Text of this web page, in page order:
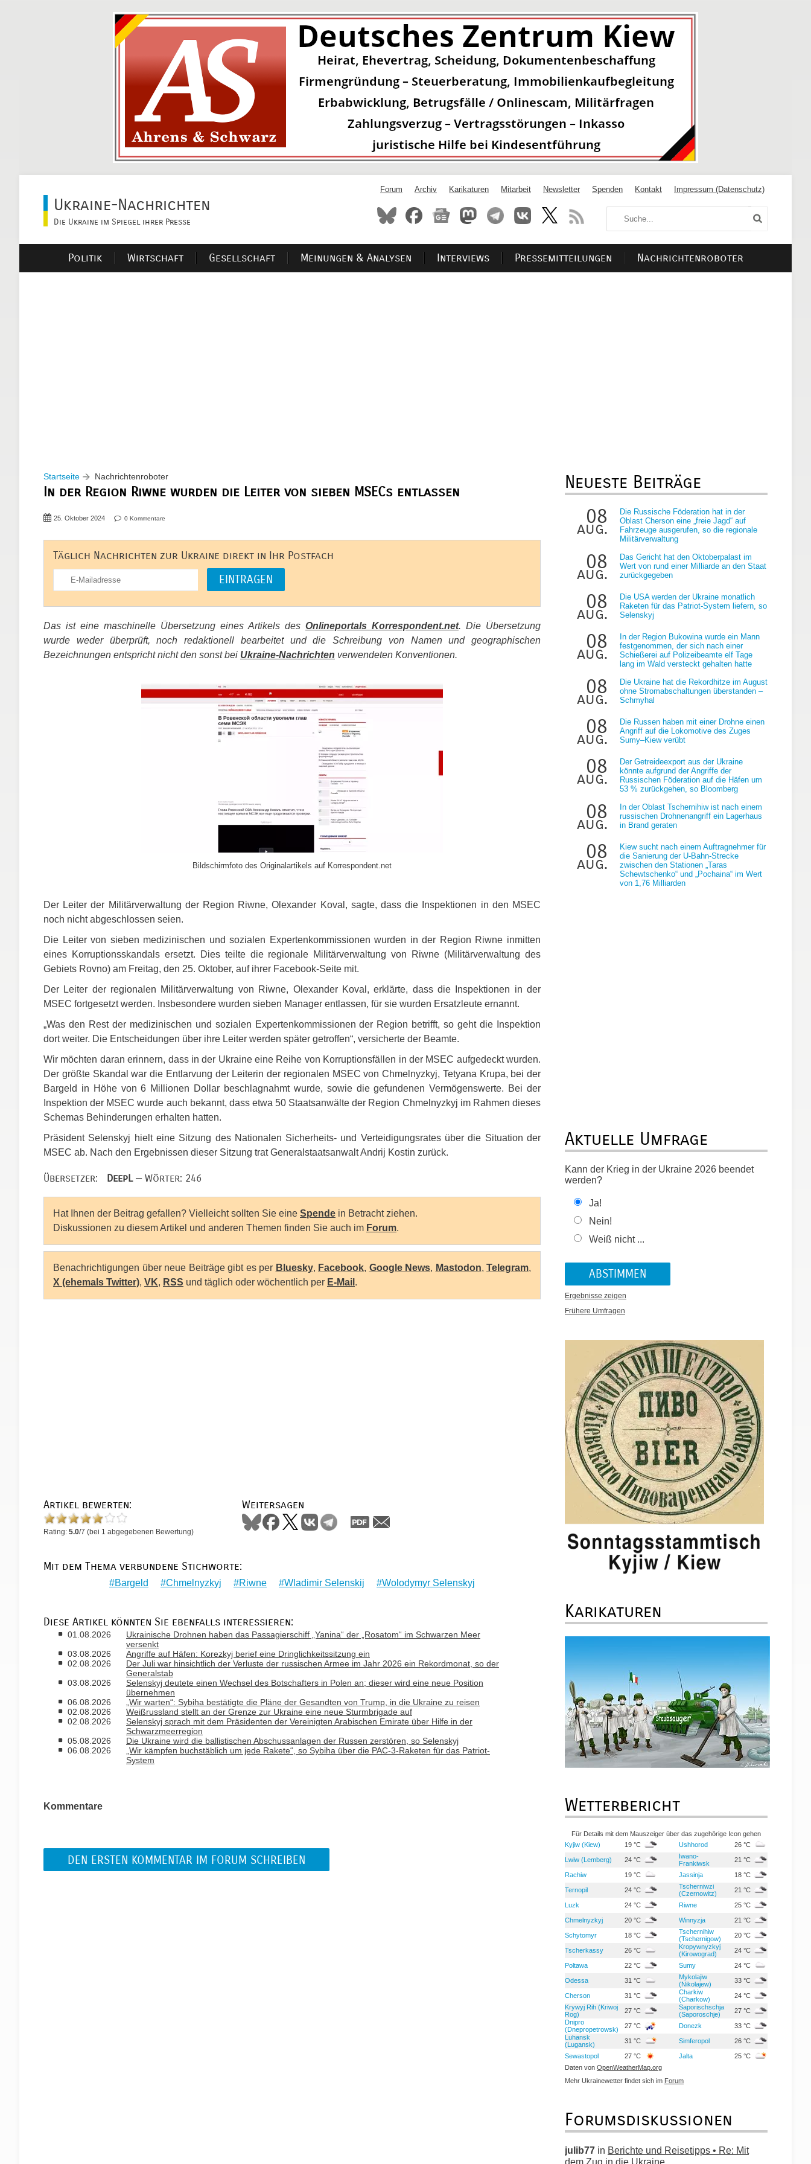
Ukraine-Nachrichten
Die Ukraine im Spiegel ihrer Presse
Forum Archiv Karikaturen Mitarbeit Newsletter Spenden Kontakt Impressum (Datenschutz)
Politik Wirtschaft Gesellschaft Meinungen & Analysen Interviews Pressemitteilungen Nachrichtenroboter
Startseite Nachrichtenroboter
In der Region Riwne wurden die Leiter von sieben MSECs entlassen
25. Oktober 2024 0 Kommentare
Täglich Nachrichten zur Ukraine direkt in Ihr Postfach
Das ist eine maschinelle Übersetzung eines Artikels des Onlineportals Korrespondent.net. Die Übersetzung
wurde weder überprüft, noch redaktionell bearbeitet und die Schreibung von Namen und geographischen
Bezeichnungen entspricht nicht den sonst bei Ukraine-Nachrichten verwendeten Konventionen.
Bildschirmfoto des Originalartikels auf Korrespondent.net
Der Leiter der Militärverwaltung der Region Riwne, Olexander Koval, sagte, dass die Inspektionen in den MSEC
noch nicht abgeschlossen seien.
Die Leiter von sieben medizinischen und sozialen Expertenkommissionen wurden in der Region Riwne inmitten
eines Korruptionsskandals ersetzt. Dies teilte die regionale Militärverwaltung von Riwne (Militärverwaltung des
Gebiets Rovno) am Freitag, den 25. Oktober, auf ihrer Facebook-Seite mit.
Der Leiter der regionalen Militärverwaltung von Riwne, Olexander Koval, erklärte, dass die Inspektionen in der
MSEC fortgesetzt werden. Insbesondere wurden sieben Manager entlassen, für sie wurden Ersatzleute ernannt.
„Was den Rest der medizinischen und sozialen Expertenkommissionen der Region betrifft, so geht die Inspektion
dort weiter. Die Entscheidungen über ihre Leiter werden später getroffen“, versicherte der Beamte.
Wir möchten daran erinnern, dass in der Ukraine eine Reihe von Korruptionsfällen in der MSEC aufgedeckt wurden.
Der größte Skandal war die Entlarvung der Leiterin der regionalen MSEC von Chmelnyzkyj, Tetyana Krupa, bei der
Bargeld in Höhe von 6 Millionen Dollar beschlagnahmt wurde, sowie die gefundenen Vermögenswerte. Bei der
Inspektion der MSEC wurde auch bekannt, dass etwa 50 Staatsanwälte der Region Chmelnyzkyj im Rahmen dieses
Schemas Behinderungen erhalten hatten.
Präsident Selenskyj hielt eine Sitzung des Nationalen Sicherheits- und Verteidigungsrates über die Situation der
MSEC ab. Nach den Ergebnissen dieser Sitzung trat Generalstaatsanwalt Andrij Kostin zurück.
Übersetzer: DeepL— Wörter: 246
Hat Ihnen der Beitrag gefallen? Vielleicht sollten Sie eine Spende in Betracht ziehen.
Diskussionen zu diesem Artikel und anderen Themen finden Sie auch im Forum.
Benachrichtigungen über neue Beiträge gibt es per Bluesky, Facebook, Google News, Mastodon, Telegram,
X (ehemals Twitter), VK, RSS und täglich oder wöchentlich per E-Mail .
Artikel bewerten:
Rating: 5.0/7 (bei 1 abgegebenen Bewertung)
Weitersagen
Mit dem Thema verbundene Stichworte:
Bargeld Chmelnyzkyj Riwne Wladimir Selenskij Wolodymyr Selenskyj
Diese Artikel könnten Sie ebenfalls interessieren:
01.08.2026
Ukrainische Drohnen haben das Passagierschiff „Yanina“ der „Rosatom“ im Schwarzen Meer
versenkt
03.08.2026
Angriffe auf Häfen: Korezkyj berief eine Dringlichkeitssitzung ein
02.08.2026
Der Juli war hinsichtlich der Verluste der russischen Armee im Jahr 2026 ein Rekordmonat, so der
Generalstab
03.08.2026
Selenskyj deutete einen Wechsel des Botschafters in Polen an; dieser wird eine neue Position
übernehmen
06.08.2026
„Wir warten“: Sybiha bestätigte die Pläne der Gesandten von Trump, in die Ukraine zu reisen
02.08.2026
Weißrussland stellt an der Grenze zur Ukraine eine neue Sturmbrigade auf
02.08.2026
Selenskyj sprach mit dem Präsidenten der Vereinigten Arabischen Emirate über Hilfe in der
Schwarzmeerregion
05.08.2026
Die Ukraine wird die ballistischen Abschussanlagen der Russen zerstören, so Selenskyj
06.08.2026
„Wir kämpfen buchstäblich um jede Rakete“, so Sybiha über die PAC-3-Raketen für das Patriot-
System
Kommentare
DEN ERSTEN KOMMENTAR IM FORUM SCHREIBEN
Neueste Beiträge
08
aug.
Die Russische Föderation hat in der
Oblast Cherson eine „freie Jagd“ auf
Fahrzeuge ausgerufen, so die regionale
Militärverwaltung
08
aug.
Das Gericht hat den Oktoberpalast im
Wert von rund einer Milliarde an den Staat
zurückgegeben
08
aug.
Die USA werden der Ukraine monatlich
Raketen für das Patriot-System liefern, so
Selenskyj
08
aug.
In der Region Bukowina wurde ein Mann
festgenommen, der sich nach einer
Schießerei auf Polizeibeamte elf Tage
lang im Wald versteckt gehalten hatte
08
aug.
Die Ukraine hat die Rekordhitze im August
ohne Stromabschaltungen überstanden –
Schmyhal
08
aug.
Die Russen haben mit einer Drohne einen
Angriff auf die Lokomotive des Zuges
Sumy–Kiew verübt
08
aug.
Der Getreideexport aus der Ukraine
könnte aufgrund der Angriffe der
Russischen Föderation auf die Häfen um
53 % zurückgehen, so Bloomberg
08
aug.
In der Oblast Tschernihiw ist nach einem
russischen Drohnenangriff ein Lagerhaus
in Brand geraten
08
aug.
Kiew sucht nach einem Auftragnehmer für
die Sanierung der U-Bahn-Strecke
zwischen den Stationen „Taras
Schewtschenko“ und „Pochaina“ im Wert
von 1,76 Milliarden
Aktuelle Umfrage
Kann der Krieg in der Ukraine 2026 beendet
werden?
Ja!
Nein!
Weiß nicht ...
Ergebnisse zeigen
Frühere Umfragen
Karikaturen
Wetterbericht
Für Details mit dem Mauszeiger über das zugehörige Icon gehen
Kyjiw (Kiew)
19 °C Ushhorod 26 °C
Lwiw (Lemberg) 24 °C
Iwano-
Frankiwsk
21 °C
Rachiw 19 °C Jassinja 18 °C
Ternopil 24 °C
Tscherniwzi
(Czernowitz)
21 °C
Luzk 24 °C Riwne 25 °C
Chmelnyzkyj 20 °C Winnyzja 21 °C
Schytomyr 18 °C
Tschernihiw
(Tschernigow)
20 °C
Tscherkassy 26 °C
Kropywnyzkyj
(Kirowograd)
24 °C
Poltawa 22 °C Sumy 24 °C
Odessa 31 °C
Mykolajiw
(Nikolajew)
33 °C
Cherson 31 °C
Charkiw
(Charkow)
24 °C
Krywyj Rih (Kriwoj
Rog)
27 °C
Saporischschja
(Saporoschje)
27 °C
Dnipro
(Dnepropetrowsk)
27 °C Donezk
33 °C
Luhansk
(Lugansk)
31 °C Simferopol 26 °C
Sewastopol 27 °C Jalta
25 °C
Daten von OpenWeatherMap.org
Mehr Ukrainewetter findet sich im Forum
Forumsdiskussionen
julib77 in Berichte und Reisetipps • Re: Mit
dem Zug in die Ukraine